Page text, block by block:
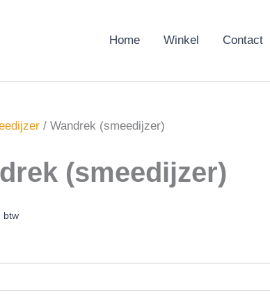
Home Winkel Contact
/ Wandrek (smeedijzer)
(smeedijzer)
btw